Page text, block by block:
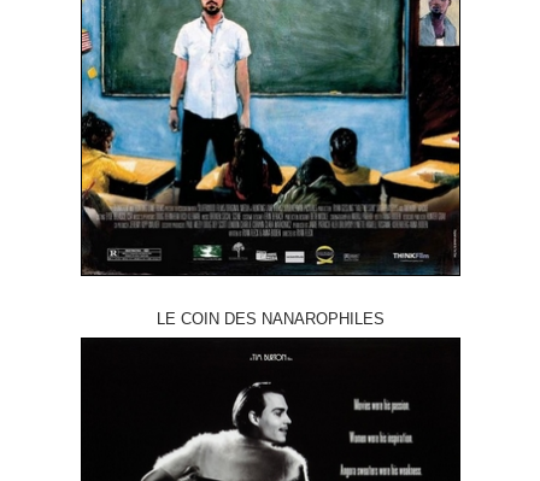
LE COIN DES NANAROPHILES